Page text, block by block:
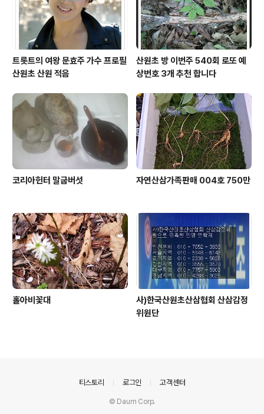
트롯트의 여왕 문효주 가수 프로필
산원초 산원 적음
산원초 방 이번주 540회 로또 예
상번호 3개 추천 합니다
코리아헌터 말굽버섯 자연산삼가족판매 004호 750만
홀아비꽃대
사)한국산원초산삼협회 산삼감정
위원단
티스토리 로그인 고객센터
© Daum Corp.